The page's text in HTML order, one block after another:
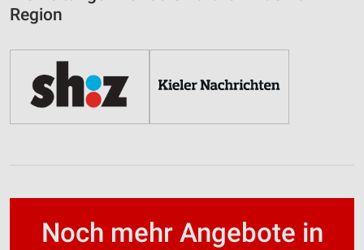
Region
Noch mehr Angebote in